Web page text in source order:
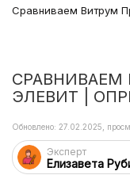
Сравниваем Витрум
СРАВНИВАЕМ
ЭЛЕВИТ |
Эксперт
Елизавета
Обновлено: 27.02.2025,